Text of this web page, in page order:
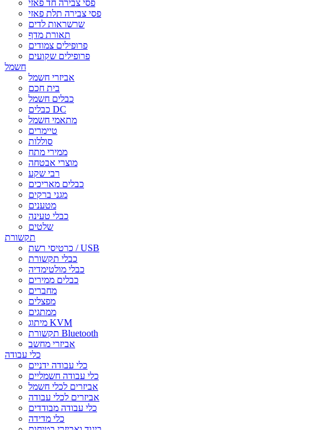
פסי צבירה חד פאזי
פסי צבירה תלת פאזי
שרשראות לדים
תאורת מדף
פרופילים צמודים
פרופילים שקועים
חשמל
אביזרי חשמל
בית חכם
כבלים חשמל
כבלים DC
מתאמי חשמל
טיימרים
סוללות
ממירי מתח
מוצרי אבטחה
רבי שקע
כבלים מאריכים
מגני ברקים
מטענים
כבלי טעינה
שלטים
תקשורת
כרטיסי רשת / USB
כבלי תקשורת
כבלי מולטימדיה
כבלים ממירים
מחברים
מפצלים
ממתגים
מיתוג KVM
תקשורת Bluetooth
אביזרי מחשב
כלי עבודה
כלי עבודה ידניים
כלי עבודה חשמליים
אביזרים לכלי חשמל
אביזרים לכלי עבודה
כלי עבודה מבודדים
כלי מדידה